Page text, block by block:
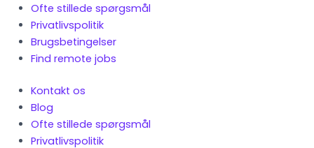
Ofte stillede spørgsmål
Privatlivspolitik
Brugsbetingelser
Find remote jobs
Kontakt os
Blog
Ofte stillede spørgsmål
Privatlivspolitik